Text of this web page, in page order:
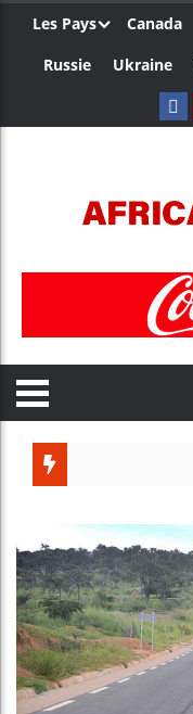
Les Pays Canada
Russie
Ukraine